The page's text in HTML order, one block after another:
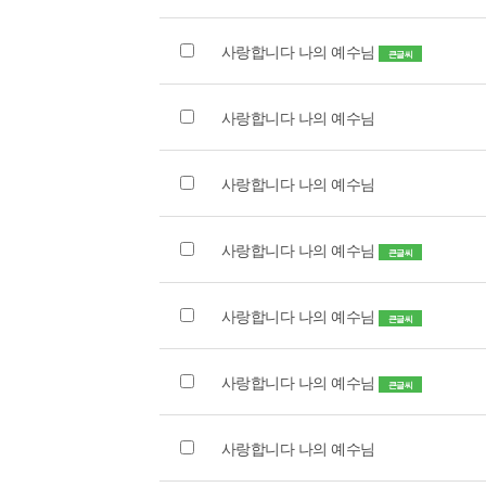
사랑합니다 나의 예수님 큰글씨
사랑합니다 나의 예수님
사랑합니다 나의 예수님
사랑합니다 나의 예수님 큰글씨
사랑합니다 나의 예수님 큰글씨
사랑합니다 나의 예수님 큰글씨
사랑합니다 나의 예수님